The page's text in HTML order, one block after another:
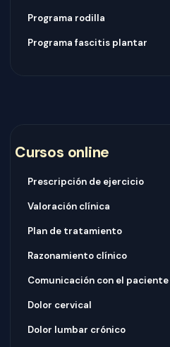
Programa rodilla
Programa fascitis plantar
Cursos online
Prescripción de ejercicio
Valoración clínica
Plan de tratamiento
Razonamiento clínico
Comunicación con el paciente
Dolor cervical
Dolor lumbar crónico